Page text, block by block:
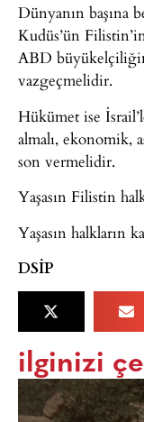
Dünyanın başına
Kudüs’ün
ABD
vazgeçmelidir.
Hükümet ise
almalı, ekonomik,
son vermelidir.
Yaşasın Filistin
Yaşasın halkların
DSİP
ilginizi